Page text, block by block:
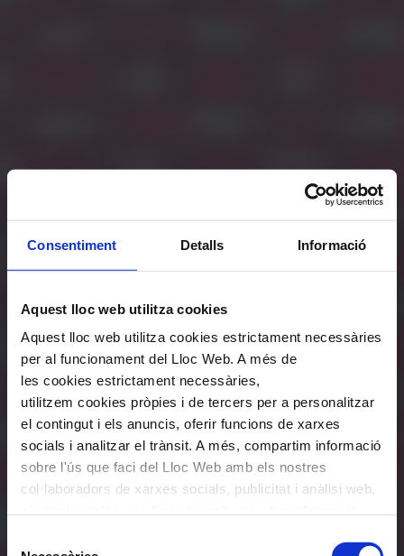
Consentiment Detalls Informació
Aquest lloc web utilitza cookies
Aquest lloc web utilitza cookies estrictament necessàries
per al funcionament del Lloc Web. A més de
les cookies estrictament necessàries,
utilitzem cookies pròpies i de tercers per a personalitzar
el contingut i els anuncis, oferir funcions de xarxes
socials i analitzar el trànsit. A més, compartim informació
sobre l'ús que faci del Lloc Web amb els nostres
col·laboradors de xarxes socials, publicitat i anàlisi web,